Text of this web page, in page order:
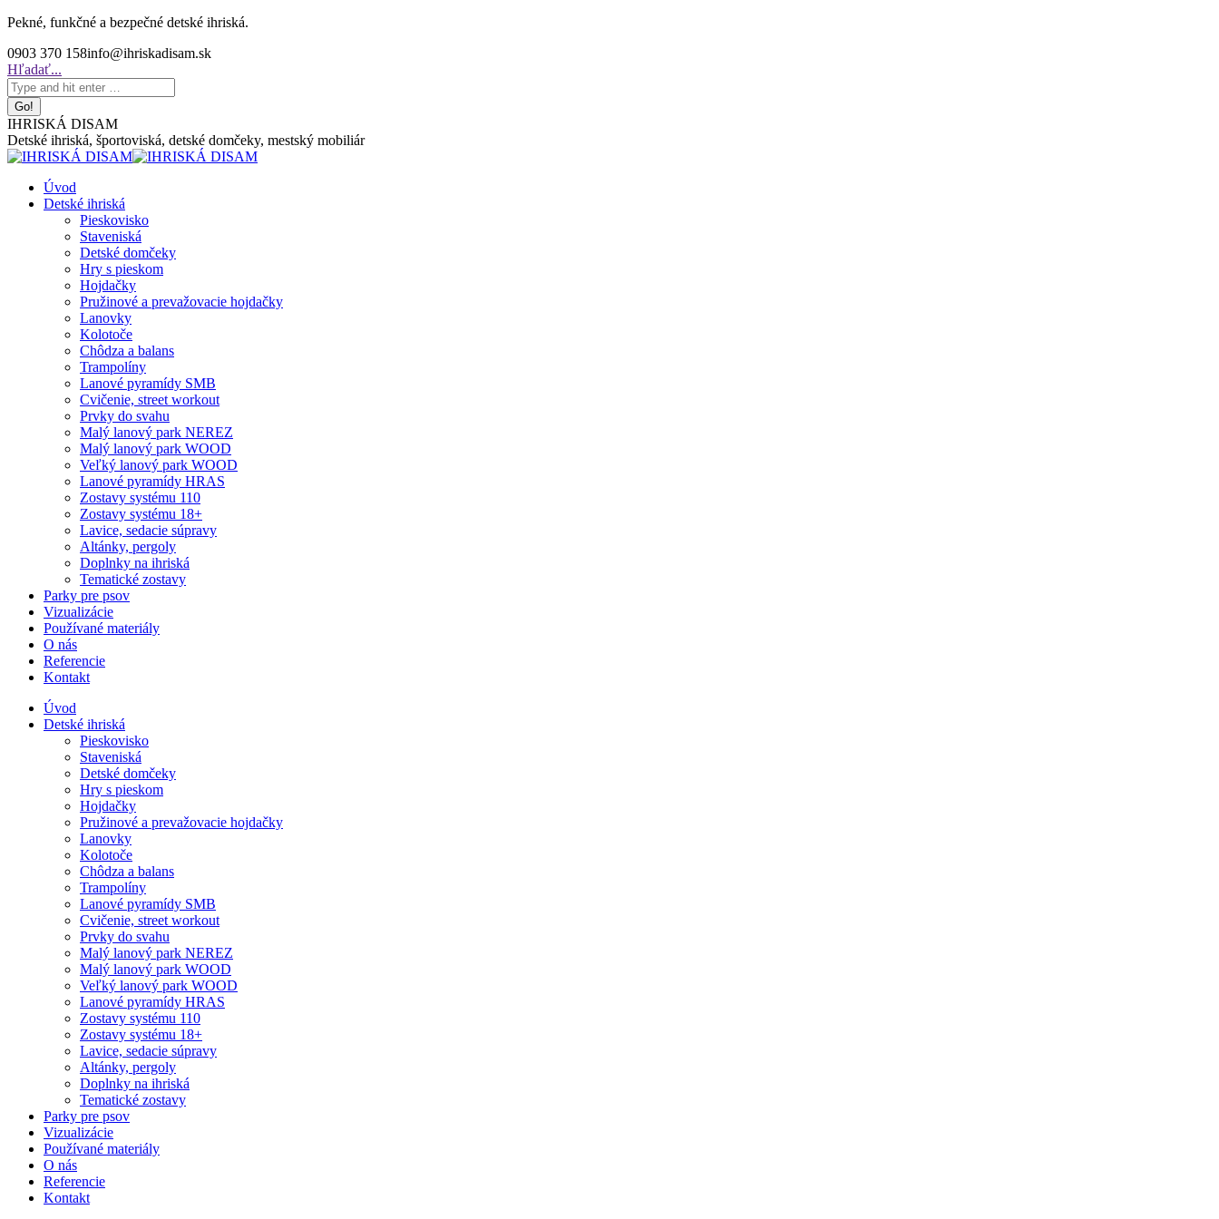
Skip
content
Pekné, funkčné a bezpečné detské ihriská.
0903 370 158info@ihriskadisam.sk
Search:
Hľadať...
IHRISKÁ DISAM
Detské ihriská, športoviská, detské domčeky, mestský mobiliár
Úvod
Detské ihriská
Pieskovisko
Staveniská
Detské domčeky
Hry s pieskom
Hojdačky
Pružinové a prevažovacie hojdačky
Lanovky
Kolotoče
Chôdza a balans
Trampolíny
Lanové pyramídy SMB
Cvičenie, street workout
Prvky do svahu
Malý lanový park NEREZ
Malý lanový park WOOD
Veľký lanový park WOOD
Lanové pyramídy HRAS
Zostavy systému 110
Zostavy systému 18+
Lavice, sedacie súpravy
Altánky, pergoly
Doplnky na ihriská
Tematické zostavy
Parky pre psov
Vizualizácie
Používané materiály
O nás
Referencie
Kontakt
Úvod
Detské ihriská
Pieskovisko
Staveniská
Detské domčeky
Hry s pieskom
Hojdačky
Pružinové a prevažovacie hojdačky
Lanovky
Kolotoče
Chôdza a balans
Trampolíny
Lanové pyramídy SMB
Cvičenie, street workout
Prvky do svahu
Malý lanový park NEREZ
Malý lanový park WOOD
Veľký lanový park WOOD
Lanové pyramídy HRAS
Zostavy systému 110
Zostavy systému 18+
Lavice, sedacie súpravy
Altánky, pergoly
Doplnky na ihriská
Tematické zostavy
Parky pre psov
Vizualizácie
Používané materiály
O nás
Referencie
Kontakt